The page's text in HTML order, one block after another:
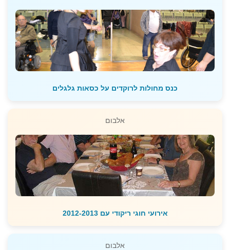
כנס מחולות לרוקדים על כסאות גלגלים
אלבום
אירועי חוגי ריקודי עם 2012-2013
אלבום